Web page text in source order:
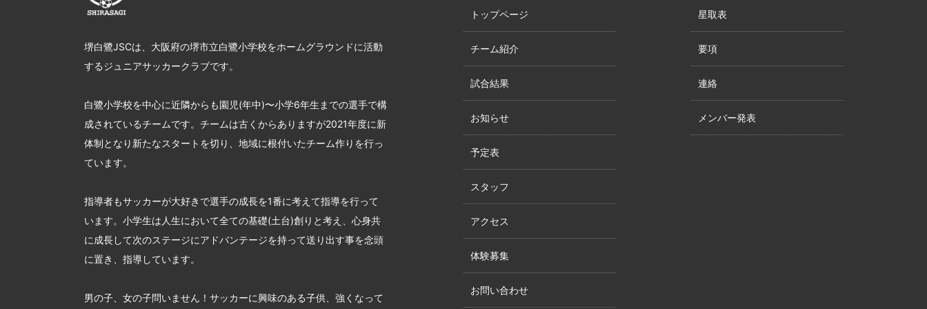
堺白鷺JSCは、大阪府の堺市立白鷺小学校をホームグラウンドに活動
するジュニアサッカークラブです。
白鷺小学校を中心に近隣からも園児(年中)〜小学6年生までの選手で構
成されているチームです。チームは古くからありますが2021年度に新
体制となり新たなスタートを切り、地域に根付いたチーム作りを行っ
ています。
指導者もサッカーが大好きで選手の成長を1番に考えて指導を行って
います。小学生は人生において全ての基礎(土台)創りと考え、心身共
に成長して次のステージにアドバンテージを持って送り出す事を念頭
に置き、指導しています。
男の子、女の子問いません！サッカーに興味のある子供、強くなって
トップページ
チーム紹介
試合結果
お知らせ
予定表
スタッフ
アクセス
体験募集
お問い合わせ
星取表
要項
連絡
メンバー発表